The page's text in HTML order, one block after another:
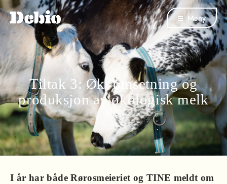
Tiltak 3: Økt omsetning og
produksjon av økologisk melk
I år har både Rørosmeieriet og TINE meldt om
Meny